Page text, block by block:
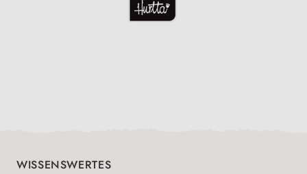
WISSENSWERTES